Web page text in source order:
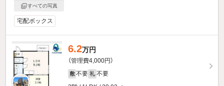
すべての写真
宅配ボックス
6.2万円
（管理費4,000円）
敷 不要 礼 不要